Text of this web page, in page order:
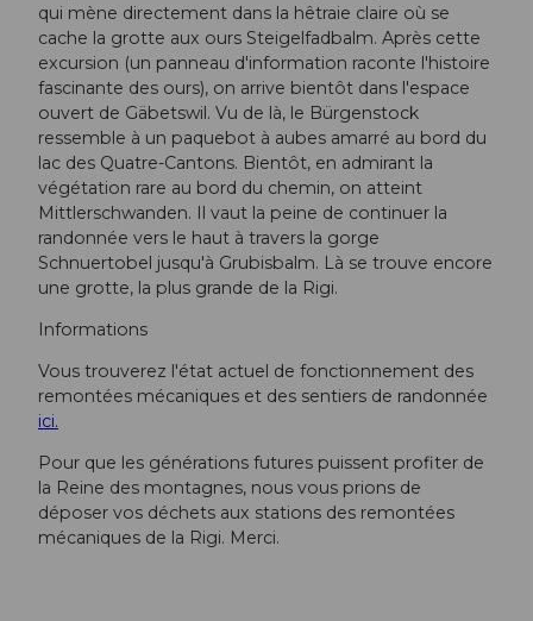
qui mène directement dans la hêtraie claire où se
cache la grotte aux ours Steigelfadbalm. Après cette
excursion (un panneau d'information raconte l'histoire
fascinante des ours), on arrive bientôt dans l'espace
ouvert de Gäbetswil. Vu de là, le Bürgenstock
ressemble à un paquebot à aubes amarré au bord du
lac des Quatre-Cantons. Bientôt, en admirant la
végétation rare au bord du chemin, on atteint
Mittlerschwanden. Il vaut la peine de continuer la
randonnée vers le haut à travers la gorge
Schnuertobel jusqu'à Grubisbalm. Là se trouve encore
une grotte, la plus grande de la Rigi.
Informations
Vous trouverez l'état actuel de fonctionnement des
remontées mécaniques et des sentiers de randonnée
ici.
Pour que les générations futures puissent profiter de
la Reine des montagnes, nous vous prions de
déposer vos déchets aux stations des remontées
mécaniques de la Rigi. Merci.